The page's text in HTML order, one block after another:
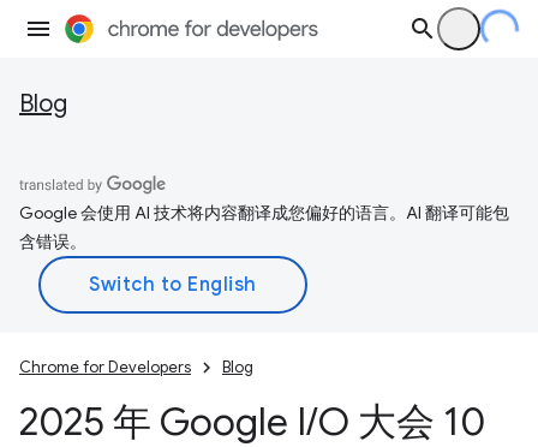
Blog
Google 会使用 AI 技术将内容翻译成您偏好的语言。AI 翻译可能包
含错误。
Chrome for Developers Blog
2025 年 Google I/O 大会 10